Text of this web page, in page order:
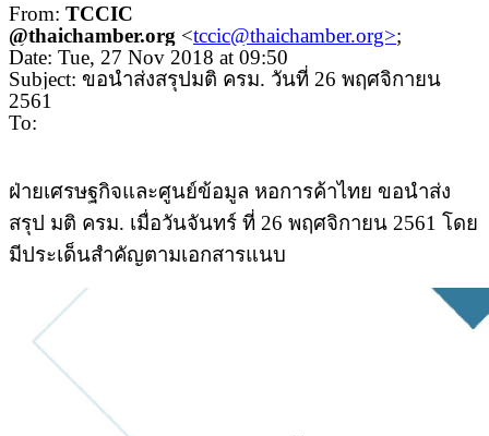
From: TCCIC
@thaichamber.org <tccic@thaichamber.org>;
Date: Tue, 27 Nov 2018 at 09:50
Subject: ขอนำส่งสรุปมติ ครม. วันที่ 26 พฤศจิกายน
2561
To:
ฝ่ายเศรษฐกิจและศูนย์ข้อมูล หอการค้าไทย ขอนำส่ง
สรุป มติ ครม. เมื่อวันจันทร์ ที่ 26 พฤศจิกายน 2561 โดย
มีประเด็นสำคัญตามเอกสารแนบ